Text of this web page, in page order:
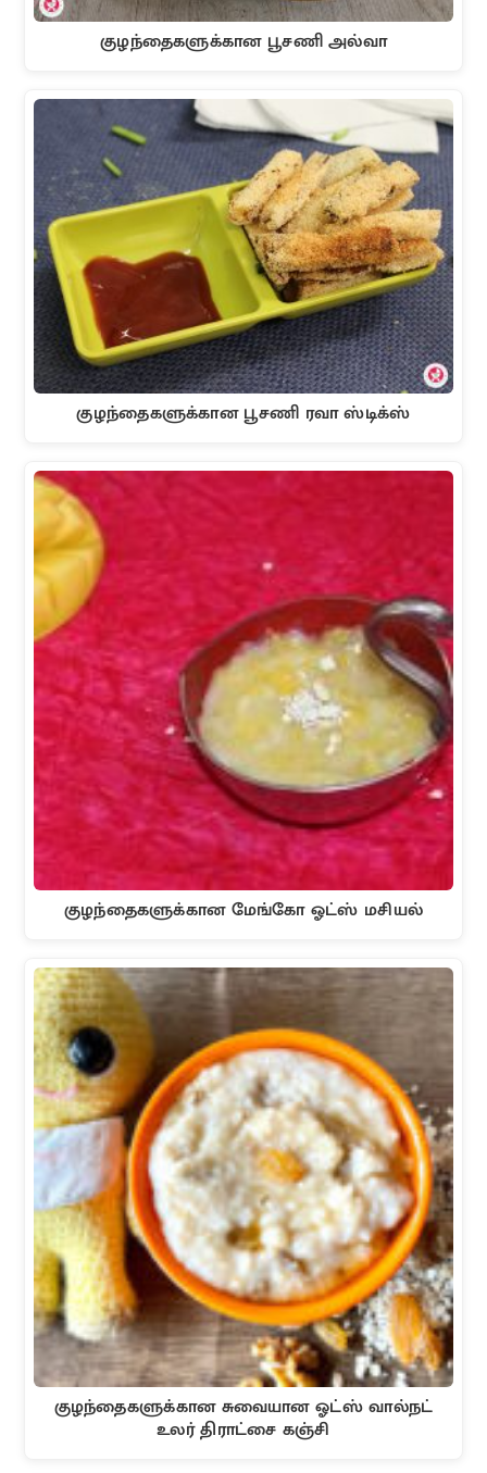
குழந்தைகளுக்கான பூசணி அல்வா
குழந்தைகளுக்கான பூசணி ரவா ஸ்டிக்ஸ்
குழந்தைகளுக்கான மேங்கோ ஓட்ஸ் மசியல்
குழந்தைகளுக்கான சுவையான ஓட்ஸ் வால்நட்
உலர் திராட்சை கஞ்சி